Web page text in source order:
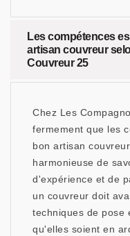
Les compétences
artisan couvreur
Couvreur 25
Chez Les
fermement que les
bon artisan
harmonieuse de
d'expérience et de
un couvreur doit
techniques de pose
qu'elles soient en